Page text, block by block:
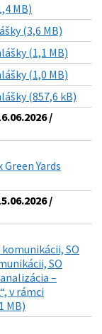
MB)
(3,6 MB)
(1,1 MB)
(1,0 MB)
(857,6 kB)
/
Yards
/
SO
SO
–
v rámci
MB)